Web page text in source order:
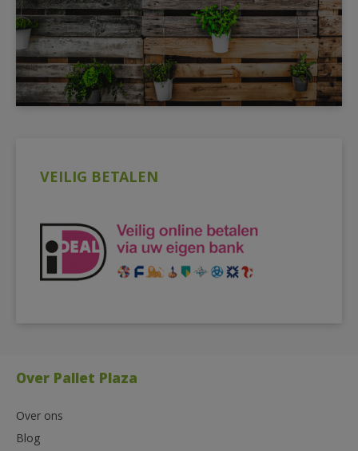
VEILIG BETALEN
Over Pallet Plaza
Over ons
Blog